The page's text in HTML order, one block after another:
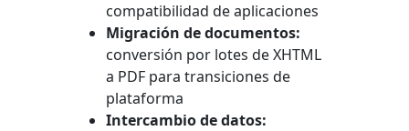
compatibilidad de aplicaciones
Migración de documentos:
conversión por lotes de XHTML
a PDF para transiciones de
plataforma
Intercambio de datos: